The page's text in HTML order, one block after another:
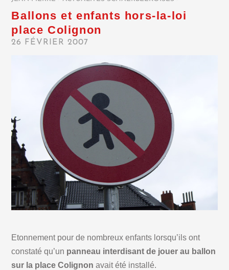
Ballons et enfants hors-la-loi
place Colignon
26 FÉVRIER 2007
Etonnement pour de nombreux enfants lorsqu’ils ont
constaté qu’un panneau interdisant de jouer au ballon
sur la place Colignon avait été installé.